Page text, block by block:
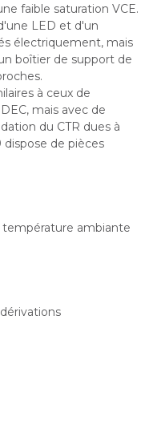
faible saturation VCE.
LED et d'un
électriquement, mais
boîtier de support de
à ceux de
mais avec de
du CTR dues à
dispose de pièces
température ambiante